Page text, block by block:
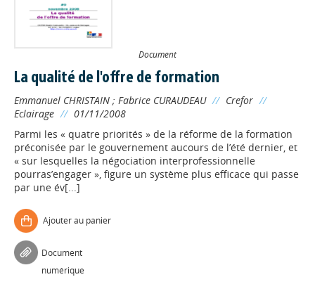
Document
La qualité de l'offre de formation
Emmanuel CHRISTAIN ; Fabrice CURAUDEAU // Crefor //
Eclairage // 01/11/2008
Parmi les « quatre priorités » de la réforme de la formation
préconisée par le gouvernement aucours de l’été dernier, et
« sur lesquelles la négociation interprofessionnelle
pourras’engager », figure un système plus efficace qui passe
par une év[...]
Ajouter au panier
Document
numérique